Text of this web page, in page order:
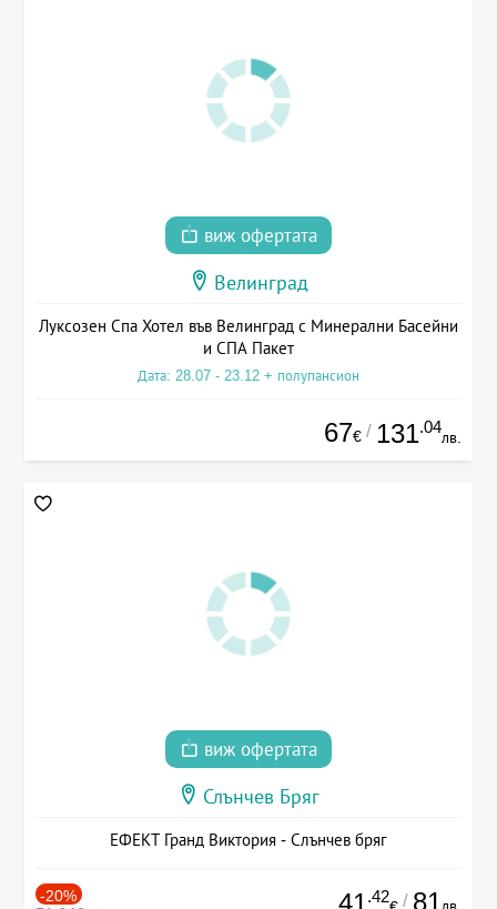
виж офертата
Велинград
Луксозен Спа Хотел във Велинград с Минерални Басейни
и СПА Пакет
Дата: 28.07 - 23.12 + полупансион
67€ / 131.04
лв.
виж офертата
Слънчев Бряг
ЕФЕКТ Гранд Виктория - Слънчев бряг
-20% 41 .42 / 81